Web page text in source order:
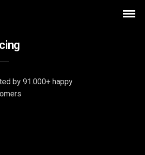
by 91.000+ happy